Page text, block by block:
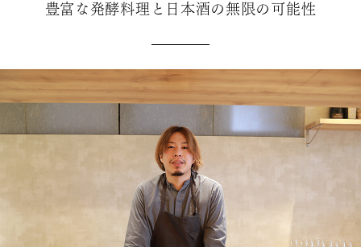
豊富な発酵料理と日本酒の無限の可能性